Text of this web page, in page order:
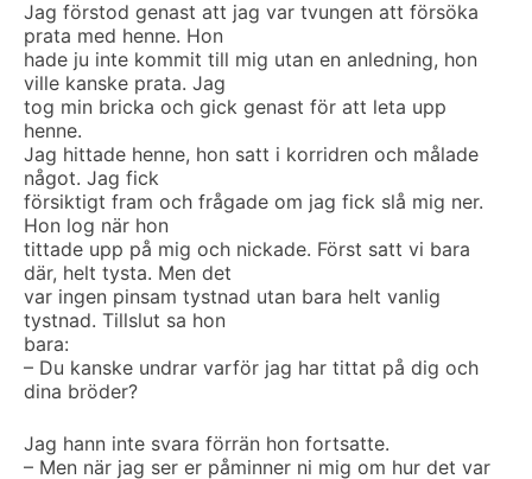
Jag förstod genast att jag var tvungen att försöka
prata med henne. Hon
hade ju inte kommit till mig utan en anledning, hon
ville kanske prata. Jag
tog min bricka och gick genast för att leta upp
henne.
Jag hittade henne, hon satt i korridren och målade
något. Jag fick
försiktigt fram och frågade om jag fick slå mig ner.
Hon log när hon
tittade upp på mig och nickade. Först satt vi bara
där, helt tysta. Men det
var ingen pinsam tystnad utan bara helt vanlig
tystnad. Tillslut sa hon
bara:
– Du kanske undrar varför jag har tittat på dig och
dina bröder?
Jag hann inte svara förrän hon fortsatte.
– Men när jag ser er påminner ni mig om hur det var